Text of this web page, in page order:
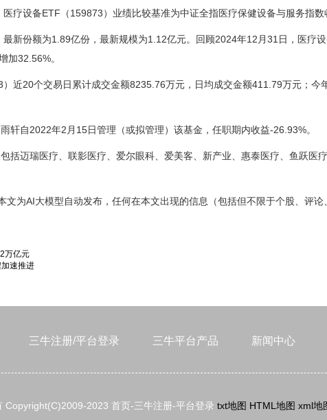
疗设备ETF（159873）业绩比较基准为中证全指医疗保健设备与服务指数
份额为1.89亿份，最新规模为1.12亿元。回顾2024年12月31日，医疗
加32.56%。
20个交易日累计成交金额8235.76万元，日均成交金额411.79万元；今
自2022年2月15日管理（或拟管理）该基金，任职期内收益-26.93%。
迈瑞医疗、联影医疗、爱尔眼科、爱美客、新产业、惠泰医疗、鱼跃医
文为AI大模型自动发布，任何在本文出现的信息（包括但不限于个股、评论
万亿元
速推进
三牛注册/平台登录 三牛平台产品 新闻中心
Copyright(C)2009-2023 首页-三牛注册-平台登录 txt地图 HTML地图 xml地